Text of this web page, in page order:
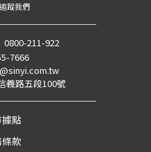
追蹤我們
0800-211-922
7666
義路五段100號
點
款